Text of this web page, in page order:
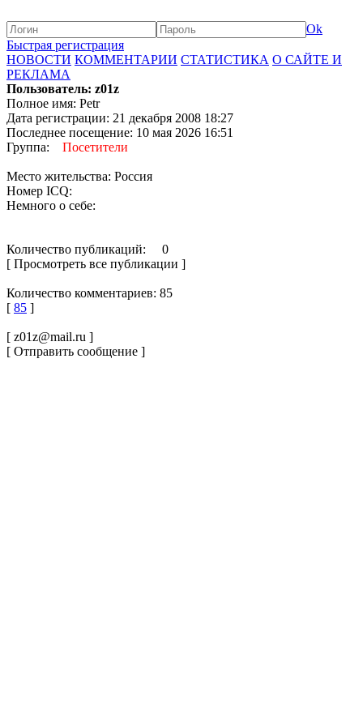
Ok
Быстрая регистрация
НОВОСТИ КОММЕНТАРИИ СТАТИСТИКА О САЙТЕ И
РЕКЛАМА
Пользователь: z01z
Полное имя: Petr
Дата регистрации: 21 декабря 2008 18:27
Последнее посещение: 10 мая 2026 16:51
Группа: Посетители
Место жительства: Россия
Номер ICQ:
Немного о себе:
Количество публикаций: 0
[ Просмотреть все публикации ]
Количество комментариев: 85
[ 85 ]
[ z01z@mail.ru ]
[ Отправить сообщение ]